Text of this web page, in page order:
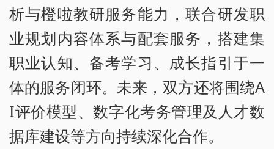
析与橙啦教研服务能力，联合研发职
业规划内容体系与配套服务，搭建集
职业认知、备考学习、成长指引于一
体的服务闭环。未来，双方还将围绕A
I评价模型、数字化考务管理及人才数
据库建设等方向持续深化合作。